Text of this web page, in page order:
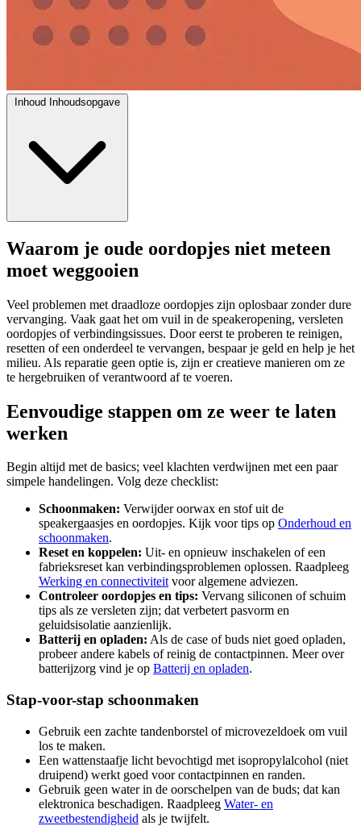
Inhoud Inhoudsopgave
Waarom je oude oordopjes niet meteen
moet weggooien
Veel problemen met draadloze oordopjes zijn oplosbaar zonder dure
vervanging. Vaak gaat het om vuil in de speakeropening, versleten
oordopjes of verbindingsissues. Door eerst te proberen te reinigen,
resetten of een onderdeel te vervangen, bespaar je geld en help je het
milieu. Als reparatie geen optie is, zijn er creatieve manieren om ze
te hergebruiken of verantwoord af te voeren.
Eenvoudige stappen om ze weer te laten
werken
Begin altijd met de basics; veel klachten verdwijnen met een paar
simpele handelingen. Volg deze checklist:
Schoonmaken: Verwijder oorwax en stof uit de
speakergaasjes en oordopjes. Kijk voor tips op Onderhoud en
schoonmaken.
Reset en koppelen: Uit- en opnieuw inschakelen of een
fabrieksreset kan verbindingsproblemen oplossen. Raadpleeg
Werking en connectiviteitvoor algemene adviezen.
Controleer oordopjes en tips: Vervang siliconen of schuim
tips als ze versleten zijn; dat verbetert pasvorm en
geluidsisolatie aanzienlijk.
Batterij en opladen: Als de case of buds niet goed opladen,
probeer andere kabels of reinig de contactpinnen. Meer over
batterijzorg vind je op Batterij en opladen.
Stap-voor-stap schoonmaken
Gebruik een zachte tandenborstel of microvezeldoek om vuil
los te maken.
Een wattenstaafje licht bevochtigd met isopropylalcohol (niet
druipend) werkt goed voor contactpinnen en randen.
Gebruik geen water in de oorschelpen van de buds; dat kan
elektronica beschadigen. Raadpleeg Water- en
zweetbestendigheid als je twijfelt.